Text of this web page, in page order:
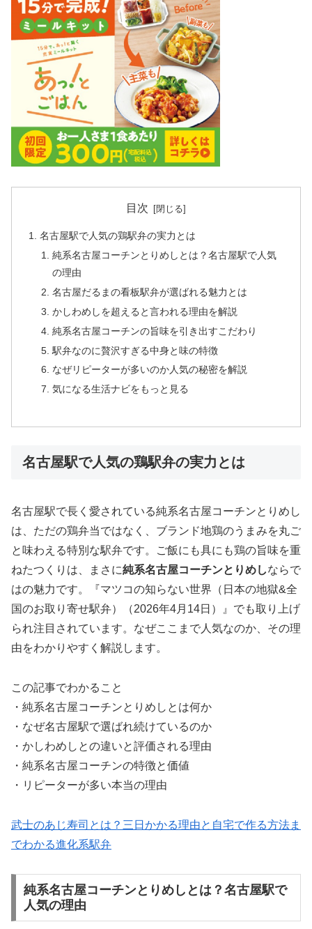
目次
名古屋駅で人気の鶏駅弁の実力とは
純系名古屋コーチンとりめしとは？名古屋駅で人気
の理由
名古屋だるまの看板駅弁が選ばれる魅力とは
かしわめしを超えると言われる理由を解説
純系名古屋コーチンの旨味を引き出すこだわり
駅弁なのに贅沢すぎる中身と味の特徴
なぜリピーターが多いのか人気の秘密を解説
気になる生活ナビをもっと見る
名古屋駅で人気の鶏駅弁の実力とは
名古屋駅で長く愛されている純系名古屋コーチンとりめし
は、ただの鶏弁当ではなく、ブランド地鶏のうまみを丸ご
と味わえる特別な駅弁です。ご飯にも具にも鶏の旨味を重
ねたつくりは、まさに純系名古屋コーチンとりめしならで
はの魅力です。『マツコの知らない世界（日本の地獄&全
国のお取り寄せ駅弁）（2026年4月14日）』でも取り上げ
られ注目されています。なぜここまで人気なのか、その理
由をわかりやすく解説します。
この記事でわかること
・純系名古屋コーチンとりめしとは何か
・なぜ名古屋駅で選ばれ続けているのか
・かしわめしとの違いと評価される理由
・純系名古屋コーチンの特徴と価値
・リピーターが多い本当の理由
武士のあじ寿司とは？三日かかる理由と自宅で作る方法ま
でわかる進化系駅弁
純系名古屋コーチンとりめしとは？名古屋駅で
人気の理由